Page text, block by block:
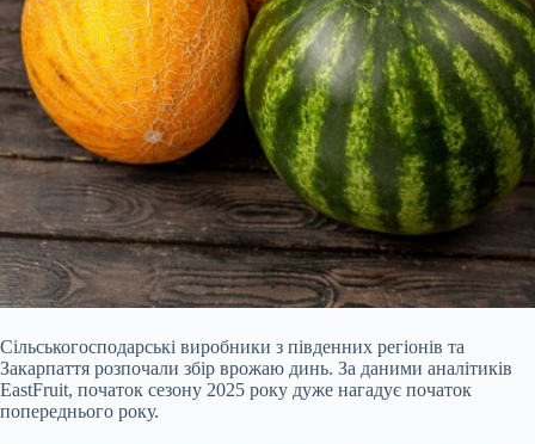
Сільськогосподарські виробники з південних регіонів та
Закарпаття розпочали збір врожаю динь. За даними аналітиків
EastFruit, початок сезону 2025 року дуже нагадує початок
попереднього року.